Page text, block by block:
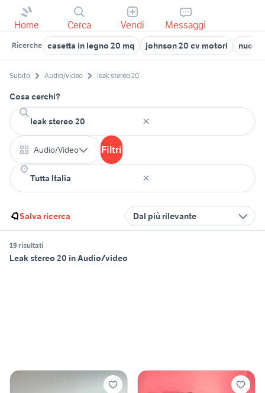
Home Cerca Vendi Messaggi
Ricerche casetta in legno 20 mq johnson 20 cv motori nuova
Subito Audio/video leak stereo 20
Cosa cerchi?
Audio/Video Filtri
Salva ricerca Dal più rilevante
19 risultati
Leak stereo 20 in Audio/video